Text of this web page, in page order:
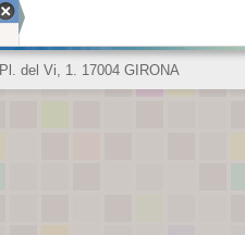
Pl. del Vi, 1. 17004 GIRONA